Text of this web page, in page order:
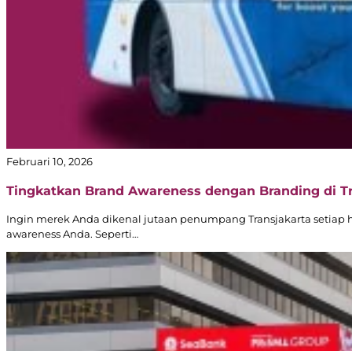
Februari 10, 2026
Tingkatkan Brand Awareness dengan Branding di
Ingin merek Anda dikenal jutaan penumpang Transjakarta
awareness Anda. Seperti…